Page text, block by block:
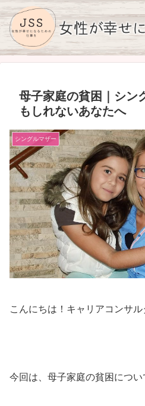
母子家庭の貧困｜シン
もしれないあなたへ
シングルマザー
こんにちは！キャリアコンサル
今回は、母子家庭の貧困につい